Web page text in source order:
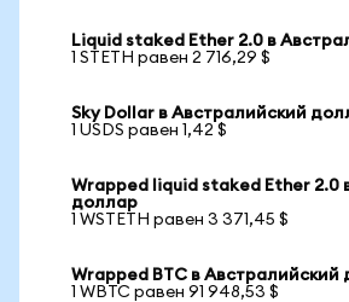
Liquid staked Ether 2.0 в
1 STETH равен 2 716,29 $
Sky Dollar в Австралийский
1 USDS равен 1,42 $
Wrapped liquid staked Ether 2.0
доллар
1 WSTETH равен 3 371,45 $
Wrapped BTC в Австралийский
1 WBTC равен 91 948,53 $